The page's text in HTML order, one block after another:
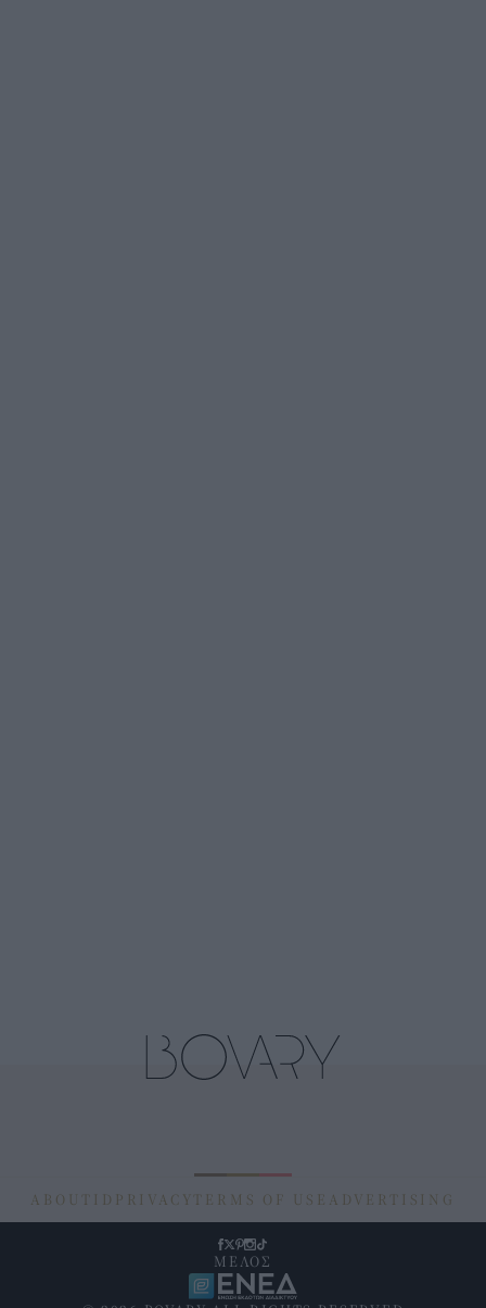
ABOUT ID PRIVACY TERMS OF USE ADVERTISING
ΜΕΛΟΣ